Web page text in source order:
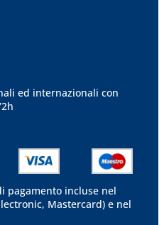
ed internazionali con
pagamento incluse nel
Mastercard) e nel